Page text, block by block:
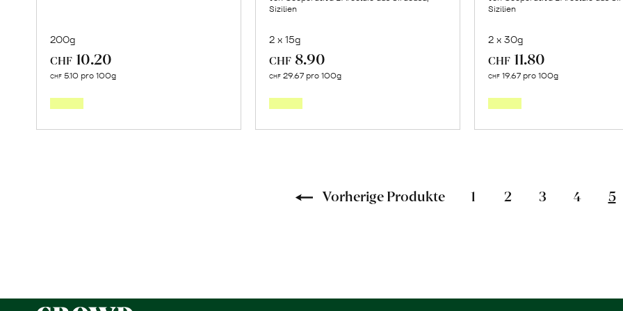
200g
CHF 10.20
CHF 5.10 pro 100g
Sizilien
2 x 15g
CHF 8.90
CHF 29.67 pro 100g
Sizilien
2 x 30g
CHF 11.80
CHF 19.67 pro 100g
Vorherige Produkte 1 2 3 4 5